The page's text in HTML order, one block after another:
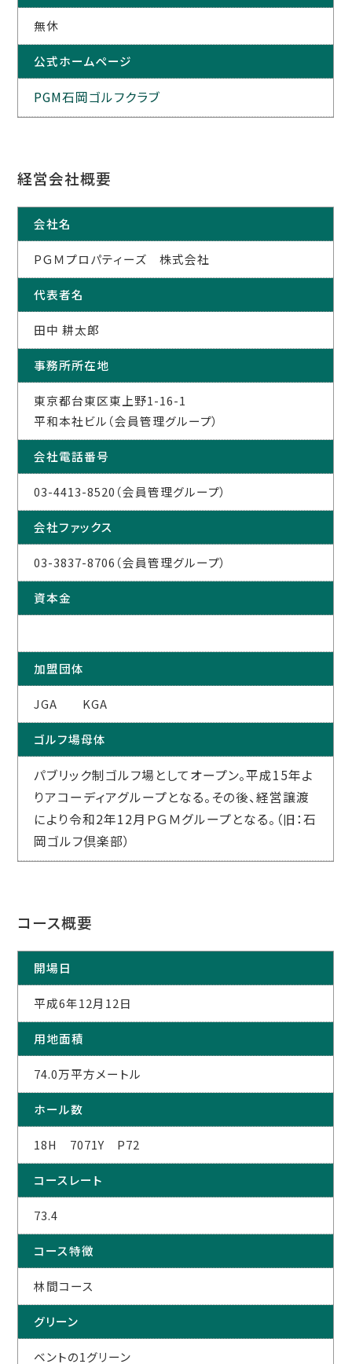
無休
公式ホームページ
PGM石岡ゴルフクラブ
経営会社概要
会社名
PＧＭプロパティーズ 株式会社
代表者名
田中 耕太郎
事務所所在地
東京都台東区東上野1-16-1
平和本社ビル（会員管理グループ）
会社電話番号
03-4413-8520（会員管理グループ）
会社ファックス
03-3837-8706（会員管理グループ）
資本金
加盟団体
JGA KGA
ゴルフ場母体
パブリック制ゴルフ場としてオープン。平成15年よ
りアコーディアグループとなる。その後、経営譲渡
により令和2年12月ＰＧＭグループとなる。（旧：石
岡ゴルフ倶楽部）
コース概要
開場日
平成6年12月12日
用地面積
74.0万平方メートル
ホール数
18H 7071Y P72
コースレート
73.4
コース特徴
林間コース
グリーン
ベントの1グリーン